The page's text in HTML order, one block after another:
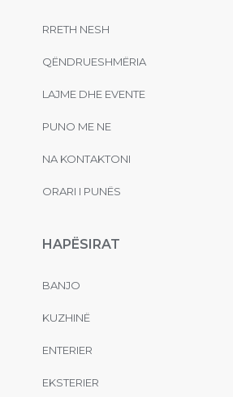
RRETH NESH
QËNDRUESHMËRIA
LAJME DHE EVENTE
PUNO ME NE
NA KONTAKTONI
ORARI I PUNËS
HAPËSIRAT
BANJO
KUZHINË
ENTERIER
EKSTERIER